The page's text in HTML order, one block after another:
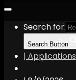
Search for:
Search Button
| Applications